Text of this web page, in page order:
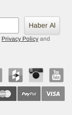
Haber Al
Privacy Policy and